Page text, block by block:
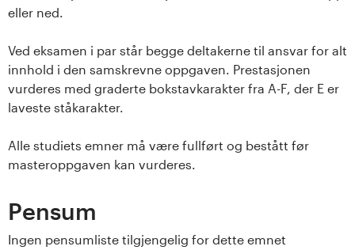
eller ned.
Ved eksamen i par står begge deltakerne til ansvar for alt
innhold i den samskrevne oppgaven. Prestasjonen
vurderes med graderte bokstavkarakter fra A-F, der E er
laveste ståkarakter.
Alle studiets emner må være fullført og bestått før
masteroppgaven kan vurderes.
Pensum
Ingen pensumliste tilgjengelig for dette emnet